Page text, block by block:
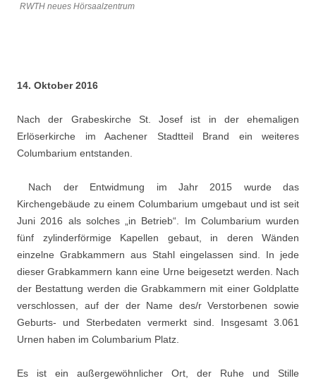
RWTH neues Hörsaalzentrum
14. Oktober 2016
Nach der Grabeskirche St. Josef ist in der ehemaligen
Erlöserkirche im Aachener Stadtteil Brand ein weiteres
Columbarium entstanden.
Nach der Entwidmung im Jahr 2015 wurde das
Kirchengebäude zu einem Columbarium umgebaut und ist seit
Juni 2016 als solches „in Betrieb“. Im Columbarium wurden
fünf zylinderförmige Kapellen gebaut, in deren Wänden
einzelne Grabkammern aus Stahl eingelassen sind. In jede
dieser Grabkammern kann eine Urne beigesetzt werden. Nach
der Bestattung werden die Grabkammern mit einer Goldplatte
verschlossen, auf der der Name des/r Verstorbenen sowie
Geburts- und Sterbedaten vermerkt sind. Insgesamt 3.061
Urnen haben im Columbarium Platz.
Es ist ein außergewöhnlicher Ort, der Ruhe und Stille